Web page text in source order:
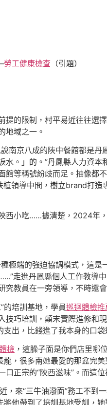
勞工健康檢查 （引題）
提的限制，村平易近往往
地域之一。
南京八成的陜中餐館都是
水。」的。”丹鳳縣人力資
等稱號紛歧而足。抽像都
領導中間，樹立brand打
西小吃……據清楚，2024年
極端的強迫協調模式，這是
走進丹鳳縣個人工作教導
究教員在一旁領導，不時還
的培訓基地，學員巡迴體檢推
巧培訓，顛末實際進修和
支出，比錢進了我本身的口袋
檢 ，這臊子面是你們店里哪
龍，很多南她最愛的那盆完
正宗的“陜西滋味”。而這
，來“三牛油潑面”務工不
將他帶到了培訓基地受訓